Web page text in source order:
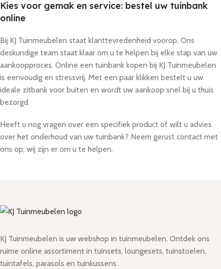
Kies voor gemak en service: bestel uw tuinbank
online
Bij KJ Tuinmeubelen staat klanttevredenheid voorop. Ons
deskundige team staat klaar om u te helpen bij elke stap van uw
aankoopproces. Online een tuinbank kopen bij KJ Tuinmeubelen
is eenvoudig en stressvrij. Met een paar klikken bestelt u uw
ideale zitbank voor buiten en wordt uw aankoop snel bij u thuis
bezorgd.
Heeft u nog vragen over een specifiek product of wilt u advies
over het onderhoud van uw tuinbank? Neem gerust contact met
ons op; wij zijn er om u te helpen.
KJ Tuinmeubelen is uw webshop in tuinmeubelen. Ontdek ons
ruime online assortiment in tuinsets, loungesets, tuinstoelen,
tuintafels, parasols en tuinkussens.